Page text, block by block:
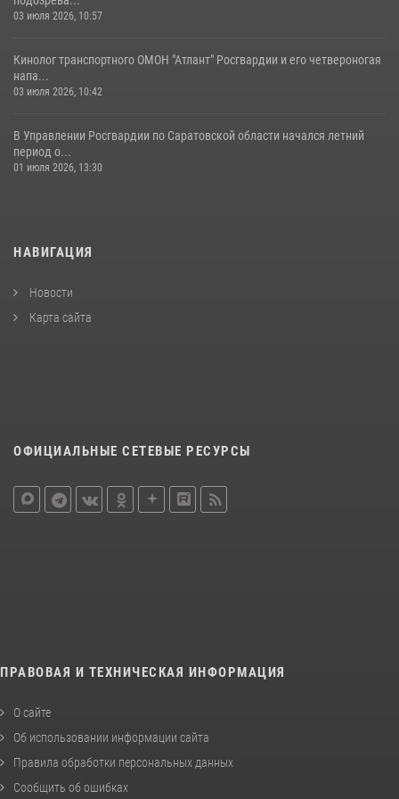
03 июля 2026, 10:57
Кинолог транспортного ОМОН "Атлант" Росгвардии и его четвероногая
напа...
03 июля 2026, 10:42
В Управлении Росгвардии по Саратовской области начался летний
период о...
01 июля 2026, 13:30
НАВИГАЦИЯ
Новости
Карта сайта
ОФИЦИАЛЬНЫЕ СЕТЕВЫЕ РЕСУРСЫ
ПРАВОВАЯ И ТЕХНИЧЕСКАЯ ИНФОРМАЦИЯ
О сайте
Об использовании информации сайта
Правила обработки персональных данных
Сообщить об ошибках